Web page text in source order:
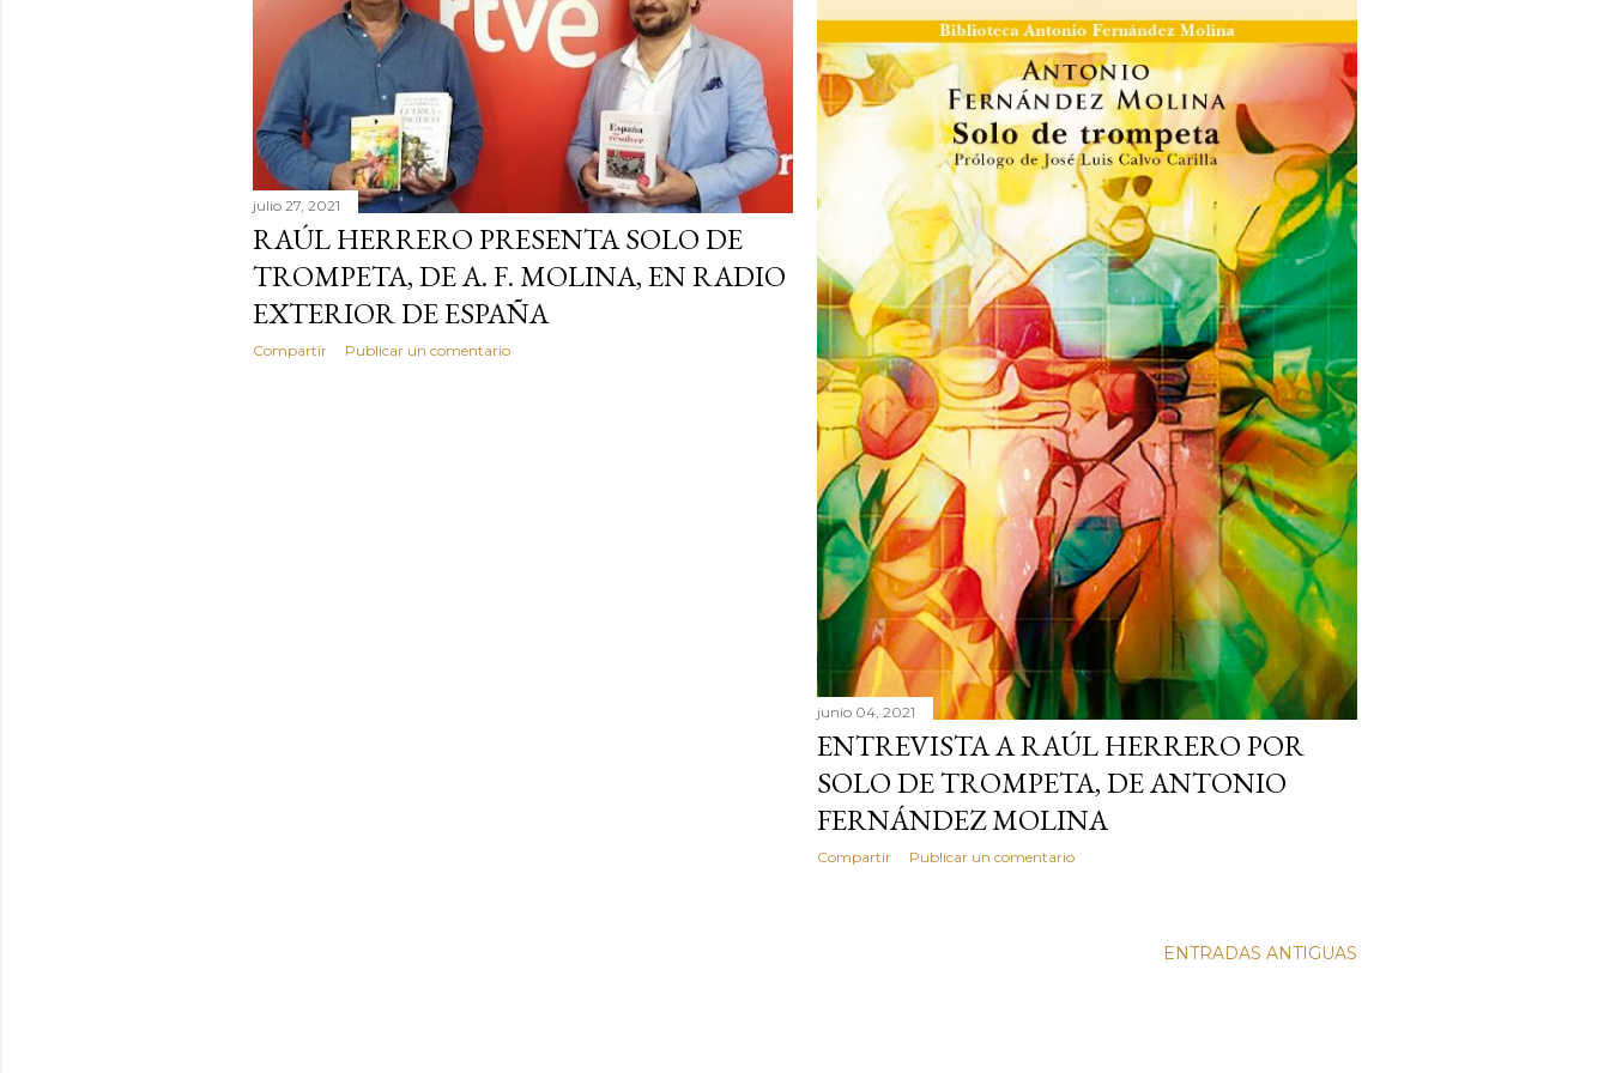
a
d
a
s
julio 27, 2021
RAÚL HERRERO PRESENTA SOLO DE
TROMPETA, DE A. F. MOLINA, EN RADIO
EXTERIOR DE ESPAÑA
Compartir Publicar un comentario
junio 04, 2021
ENTREVISTA A RAÚL HERRERO POR
SOLO DE TROMPETA, DE ANTONIO
FERNÁNDEZ MOLINA
Compartir Publicar un comentario
ENTRADAS ANTIGUAS